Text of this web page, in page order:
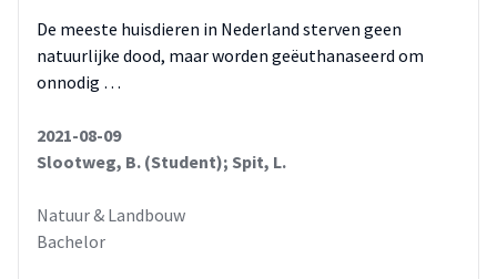
De meeste huisdieren in Nederland sterven geen
natuurlijke dood, maar worden geëuthanaseerd om
onnodig …
2021-08-09
Slootweg, B. (Student); Spit, L.
Natuur & Landbouw
Bachelor